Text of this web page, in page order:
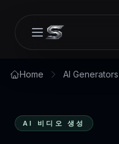
Open main menu
Home AI Generators
AI 비디오 생성